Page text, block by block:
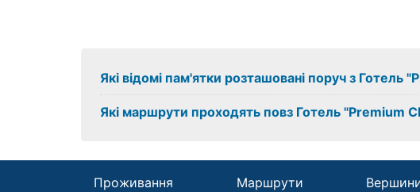
Які відомі пам'ятки розташовані поруч з Готель
Які маршрути проходять повз Готель "Premium
Проживання Маршрути